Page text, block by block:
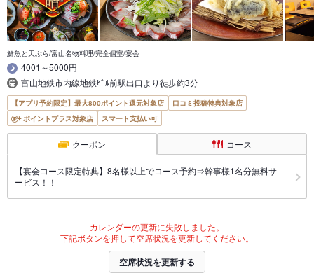
鮮魚と天ぷら/富山名物料理/完全個室/宴会
4001～5000円
富山地鉄市内線地鉄ﾋﾞﾙ前駅出口より徒歩約3分
【アプリ予約限定】最大800ポイント還元対象店
口コミ投稿特典対象店
ポイントプラス対象店
スマート支払い可
クーポン コース
【宴会コース限定特典】8名様以上でコース予約⇒幹事様1名分無料サ
ービス！！
カレンダーの更新に失敗しました。
下記ボタンを押して空席状況を更新してください。
空席状況を更新する